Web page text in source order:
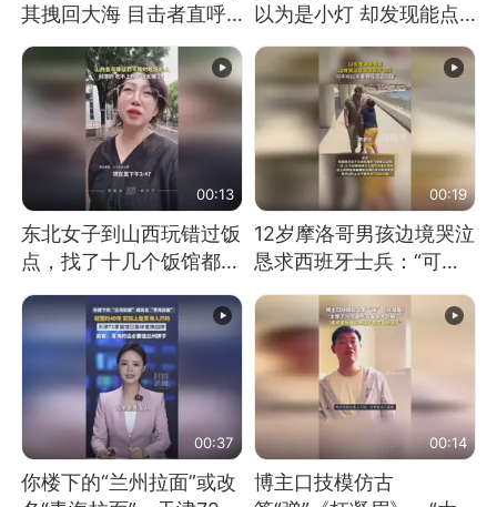
其拽回大海 目击者直呼
震惊 （视频来源：参考
消息）
以为是小灯 却发现能点
燃香烟 当事人：已报警
处理
00:13
东北女子到山西玩错过饭
点，找了十几个饭馆都没
开门：午休到几点
00:19
12岁摩洛哥男孩边境哭泣
恳求西班牙士兵：“可不
可以不要把我遣返回国”
00:37
你楼下的“兰州拉面”或改
00:14
博主口技模仿古